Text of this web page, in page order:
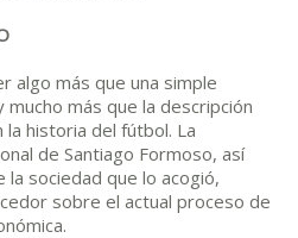
algo más que una simple
mucho más que la descripción
historia del fútbol. La
de Santiago Formoso, así
sociedad que lo acogió,
sobre el actual proceso de